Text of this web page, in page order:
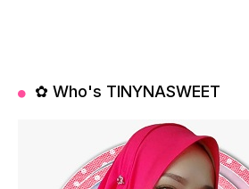
✿ Who's TINYNASWEET